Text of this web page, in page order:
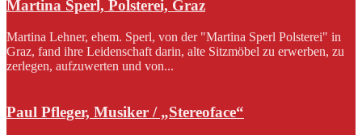
Martina Sperl, Polsterei, Graz
Martina Lehner, ehem. Sperl, von der "Martina Sperl Polsterei" in
Graz, fand ihre Leidenschaft darin, alte Sitzmöbel zu erwerben, zu
zerlegen, aufzuwerten und von...
Paul Pfleger, Musiker / „Stereoface“